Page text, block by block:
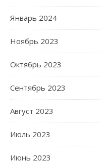
Январь 2024
Ноябрь 2023
Октябрь 2023
Сентябрь 2023
Август 2023
Июль 2023
Июнь 2023